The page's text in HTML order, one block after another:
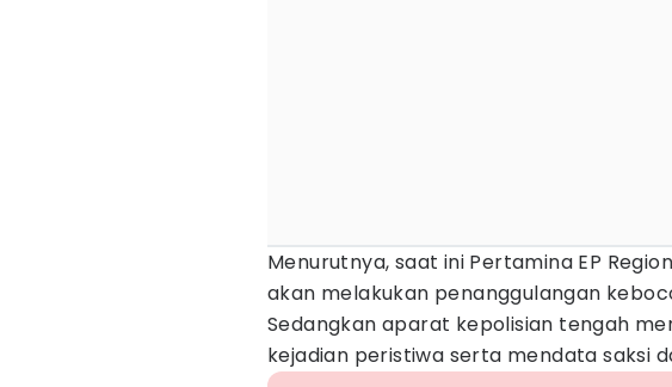
Menurutnya, saat ini Pertamina EP
akan melakukan penanggulangan
Sedangkan aparat kepolisian tengah
kejadian peristiwa serta mendata saksi